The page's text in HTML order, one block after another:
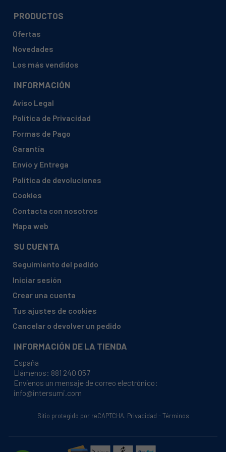
PRODUCTOS
Ofertas
Novedades
Los más vendidos
INFORMACIÓN
Aviso Legal
Política de Privacidad
Formas de Pago
Garantía
Envío y Entrega
Política de devoluciones
Cookies
Contacta con nosotros
Mapa web
SU CUENTA
Seguimiento del pedido
Iniciar sesión
Crear una cuenta
Tus ajustes de cookies
Cancelar o devolver un pedido
INFORMACIÓN DE LA TIENDA
España
Llámenos: 881 240 057
Envíenos un mensaje de correo electrónico:
info@intersumi.com
Sitio protegido por reCAPTCHA. Privacidad -Términos